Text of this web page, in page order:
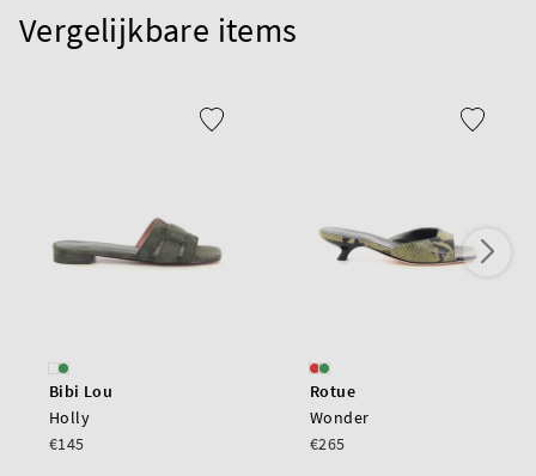
Vergelijkbare items
Bibi Lou
Holly
€145
Rotue
Wonder
€265